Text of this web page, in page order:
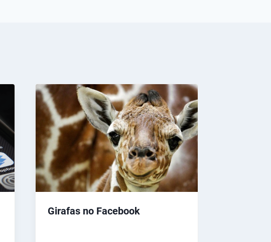
Girafas no Facebook